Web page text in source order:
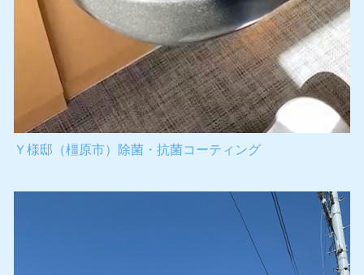
Ｙ様邸（橿原市）除菌・抗菌コーティング